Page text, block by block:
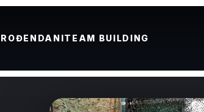
ROĐENDANITEAM BUILDING